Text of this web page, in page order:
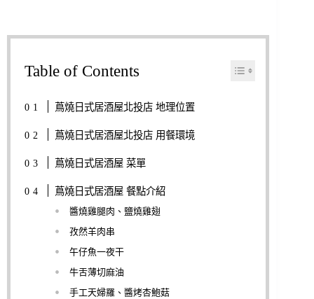
Table of Contents
蔦燒日式居酒屋北投店 地理位置
蔦燒日式居酒屋北投店 用餐環境
蔦燒日式居酒屋 菜單
蔦燒日式居酒屋 餐點介紹
醬燒雞腿肉、鹽燒雞翅
孜然羊肉串
午仔魚一夜干
牛舌薄切麻油
手工天婦羅、醬烤杏鮑菇